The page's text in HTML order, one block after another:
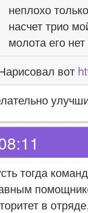
неплохо
насчет трио
молота его
вот
тогда
в